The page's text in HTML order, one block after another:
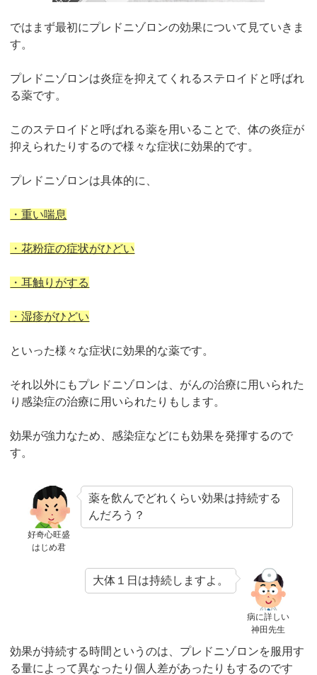
ではまず最初にプレドニゾロンの効果について見ていきま
す。
プレドニゾロンは炎症を抑えてくれるステロイドと呼ばれ
る薬です。
このステロイドと呼ばれる薬を用いることで、体の炎症が
抑えられたりするので様々な症状に効果的です。
プレドニゾロンは具体的に、
・重い喘息
・花粉症の症状がひどい
・耳触りがする
・湿疹がひどい
といった様々な症状に効果的な薬です。
それ以外にもプレドニゾロンは、がんの治療に用いられた
り感染症の治療に用いられたりもします。
効果が強力なため、感染症などにも効果を発揮するので
す。
好奇心旺盛
はじめ君
薬を飲んでどれくらい効果は持続する
んだろう？
病に詳しい
神田先生
大体１日は持続しますよ。
効果が持続する時間というのは、プレドニゾロンを服用す
る量によって異なったり個人差があったりもするのです